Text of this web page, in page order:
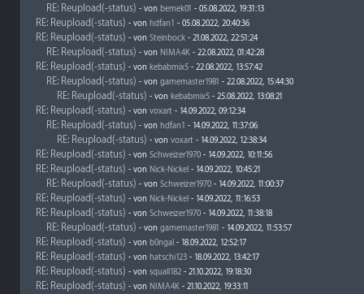
RE: Reupload(-status) - von bemek01 - 05.08.2022, 19:31:13
RE: Reupload(-status) - von hdfan1 - 05.08.2022, 20:40:36
RE: Reupload(-status) - von Steinbock - 21.08.2022, 22:51:24
RE: Reupload(-status) - von NIMA4K - 22.08.2022, 01:42:28
RE: Reupload(-status) - von kebabmix5 - 22.08.2022, 13:57:42
RE: Reupload(-status) - von gamemaster1981 - 22.08.2022, 15:44:30
RE: Reupload(-status) - von kebabmix5 - 25.08.2022, 13:08:21
RE: Reupload(-status) - von voxart - 14.09.2022, 09:12:34
RE: Reupload(-status) - von hdfan1 - 14.09.2022, 11:37:06
RE: Reupload(-status) - von voxart - 14.09.2022, 12:38:34
RE: Reupload(-status) - von Schweizer1970 - 14.09.2022, 10:11:56
RE: Reupload(-status) - von Nick-Nickel - 14.09.2022, 10:45:21
RE: Reupload(-status) - von Schweizer1970 - 14.09.2022, 11:00:37
RE: Reupload(-status) - von Nick-Nickel - 14.09.2022, 11:16:53
RE: Reupload(-status) - von Schweizer1970 - 14.09.2022, 11:38:18
RE: Reupload(-status) - von gamemaster1981 - 14.09.2022, 11:53:57
RE: Reupload(-status) - von b0ngal - 18.09.2022, 12:52:17
RE: Reupload(-status) - von hatschi123 - 18.09.2022, 13:42:17
RE: Reupload(-status) - von squall182 - 21.10.2022, 19:18:30
RE: Reupload(-status) - von NIMA4K - 21.10.2022, 19:33:11